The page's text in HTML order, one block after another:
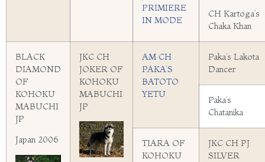
PRIMIERE
IN MODE
CH Kartoga’s
Chaka Khan
BLACK
DIAMOND
OF
KOHOKU
MABUCHI
JP
Japan 2006
JKC CH
JOKER OF
KOHOKU
MABUCHI
JP
AM CH
PAKA’S
BATOTO
YETU
Paka’s Lakota
Dancer
Paka’s
Chatanika
TIARA OF
KOHOKU
JKC CH PJ
SILVER